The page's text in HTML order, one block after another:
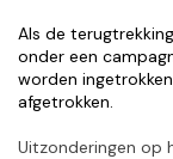
Als de
onder een
worden
afgetrokken.
Uitzonderingen op